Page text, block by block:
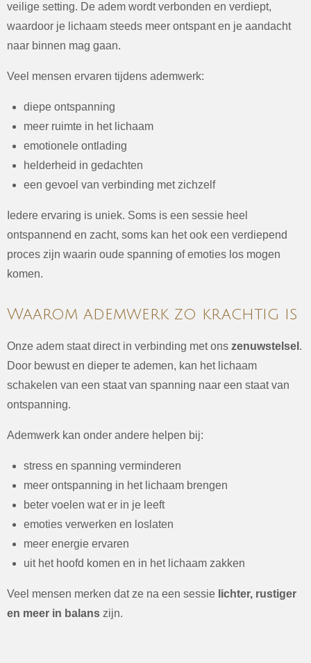
veilige setting. De adem wordt verbonden en verdiept,
waardoor je lichaam steeds meer ontspant en je aandacht
naar binnen mag gaan.
Veel mensen ervaren tijdens ademwerk:
diepe ontspanning
meer ruimte in het lichaam
emotionele ontlading
helderheid in gedachten
een gevoel van verbinding met zichzelf
Iedere ervaring is uniek. Soms is een sessie heel
ontspannend en zacht, soms kan het ook een verdiepend
proces zijn waarin oude spanning of emoties los mogen
komen.
Waarom ademwerk zo krachtig is
Onze adem staat direct in verbinding met ons zenuwstelsel .
Door bewust en dieper te ademen, kan het lichaam
schakelen van een staat van spanning naar een staat van
ontspanning.
Ademwerk kan onder andere helpen bij:
stress en spanning verminderen
meer ontspanning in het lichaam brengen
beter voelen wat er in je leeft
emoties verwerken en loslaten
meer energie ervaren
uit het hoofd komen en in het lichaam zakken
Veel mensen merken dat ze na een sessie lichter, rustiger
en meer in balans zijn.